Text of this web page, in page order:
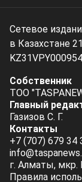
Сетевое
в Казахстане
Собственник
ТОО
Главный
Газизов С. Г.
Контакты
+7 (707) 679 34
г. Алматы,
Правила